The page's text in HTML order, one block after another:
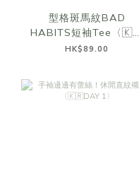
型格斑馬紋BAD
HABITS短袖Tee〈🇰🇷
DAY 1〉
HK$89.00